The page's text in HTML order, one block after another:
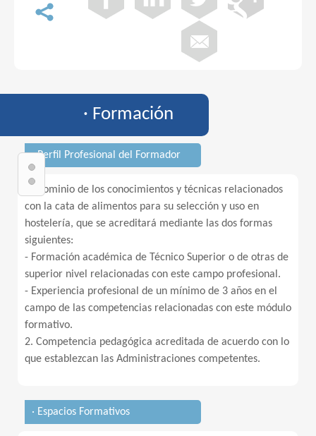
· Formación
· Perfil Profesional del Formador
1. Dominio de los conocimientos y técnicas relacionados
con la cata de alimentos para su selección y uso en
hostelería, que se acreditará mediante las dos formas
siguientes:
- Formación académica de Técnico Superior o de otras de
superior nivel relacionadas con este campo profesional.
- Experiencia profesional de un mínimo de 3 años en el
campo de las competencias relacionadas con este módulo
formativo.
2. Competencia pedagógica acreditada de acuerdo con lo
que establezcan las Administraciones competentes.
· Espacios Formativos